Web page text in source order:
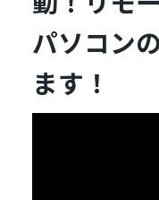
パソコン
ます！